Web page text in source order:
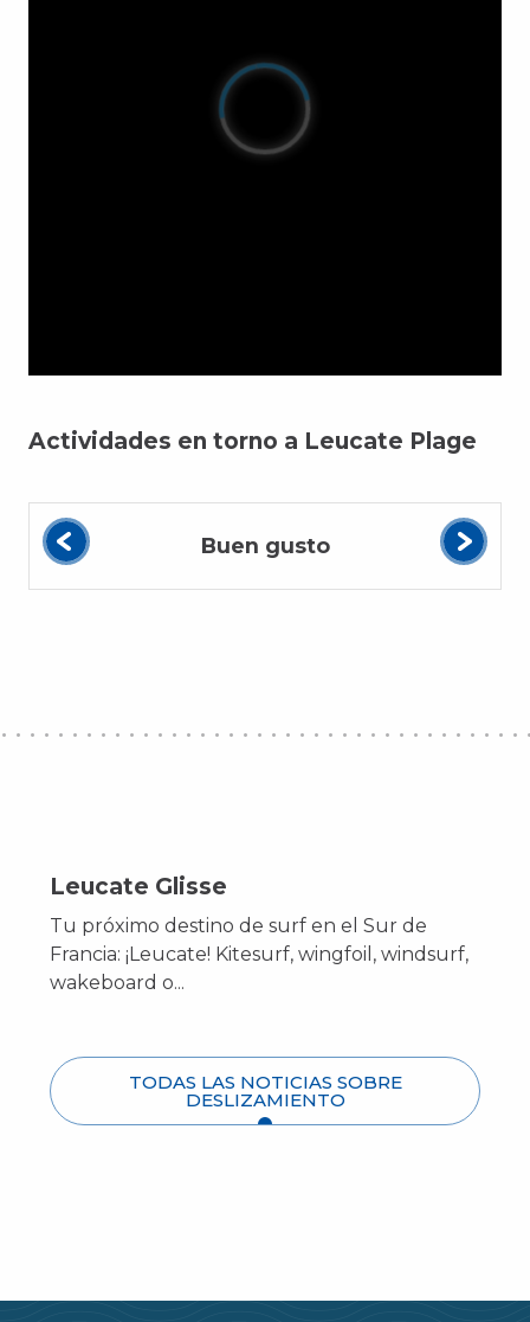
Actividades en torno a Leucate Plage
Buen gusto
Leucate Glisse
Tu próximo destino de surf en el Sur de
Francia: ¡Leucate! Kitesurf, wingfoil, windsurf,
wakeboard o...
TODAS LAS NOTICIAS SOBRE
DESLIZAMIENTO